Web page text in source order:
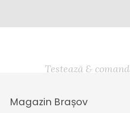
Testează &
Magazin Brașov